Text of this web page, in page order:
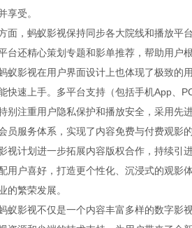
享受。
面，蚂蚁影视保持同步各大院线和播放平
台还精心策划专题和影单推荐，帮助用户
蚁影视在用户界面设计上也体现了极致的
快速上手。多平台支持（包括手机App、
别注重用户隐私保护和播放安全，采用先
员服务体系，实现了内容免费与付费观影
视计划进一步拓展内容版权合作，持续引
用户喜好，打造更个性化、沉浸式的观影
的繁荣发展。
蚁影视不仅是一个内容丰富多样的数字影